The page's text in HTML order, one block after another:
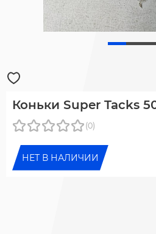
Коньки Super Tacks
(0)
НЕТ В НАЛИЧИИ